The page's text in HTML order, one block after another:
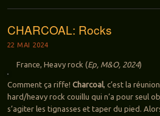
CHARCOAL: Rocks
22 MAI 2024
France, Heavy rock (Ep, M&O, 2024)
Comment ça riffe! Charcoal, c’est la
hard/heavy rock couillu qui n’a pour seul
s’agiter les tignasses et taper du pied.